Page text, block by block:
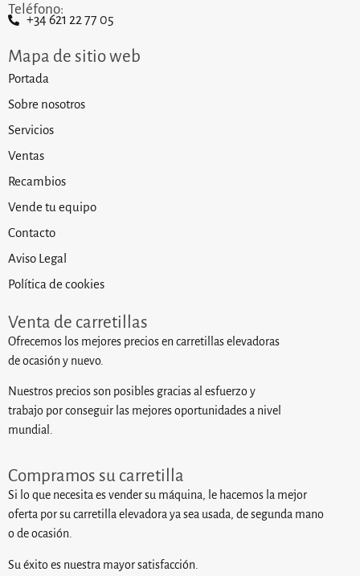
Teléfono:
+34 621 22 77 05
Mapa de sitio web
Portada
Sobre nosotros
Servicios
Ventas
Recambios
Vende tu equipo
Contacto
Aviso Legal
Política de cookies
Venta de carretillas
Ofrecemos los mejores precios en carretillas elevadoras
de ocasión y nuevo.
Nuestros precios son posibles gracias al esfuerzo y
trabajo por conseguir las mejores oportunidades a nivel
mundial.
Compramos su carretilla
Si lo que necesita es vender su máquina, le hacemos la mejor
oferta por su carretilla elevadora ya sea usada, de segunda mano
o de ocasión.
Su éxito es nuestra mayor satisfacción.